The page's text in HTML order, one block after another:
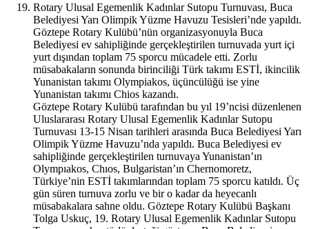
Rotary Ulusal Egemenlik Kadınlar Sutopu Turnuvası, Buca
Belediyesi Yarı Olimpik Yüzme Havuzu Tesisleri’nde yapıldı.
Göztepe Rotary Kulübü’nün organizasyonuyla Buca
Belediyesi ev sahipliğinde gerçekleştirilen turnuvada yurt içi
yurt dışından toplam 75 sporcu mücadele etti. Zorlu
müsabakaların sonunda birinciliği Türk takımı ESTİ, ikincilik
Yunanistan takımı Olympiakos, üçüncülüğü ise yine
Yunanistan takımı Chios kazandı.
Göztepe Rotary Kulübü tarafından bu yıl 19’ncisi düzenlenen
Uluslararası Rotary Ulusal Egemenlik Kadınlar Sutopu
Turnuvası 13-15 Nisan tarihleri arasında Buca Belediyesi Yarı
Olimpik Yüzme Havuzu’nda yapıldı. Buca Belediyesi ev
sahipliğinde gerçekleştirilen turnuvaya Yunanistan’ın
Olympıakos, Chıos, Bulgaristan’ın Chernomoretz,
Türkiye’nin ESTİ takımlarından toplam 75 sporcu katıldı. Üç
gün süren turnuva zorlu ve bir o kadar da heyecanlı
müsabakalara sahne oldu. Göztepe Rotary Kulübü Başkanı
Tolga Uskuç, 19. Rotary Ulusal Egemenlik Kadınlar Sutopu